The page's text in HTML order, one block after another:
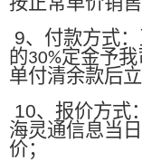
9、付款方式
的30%定金予
单付清余款后
10、报价方式
海灵通信息当
价；